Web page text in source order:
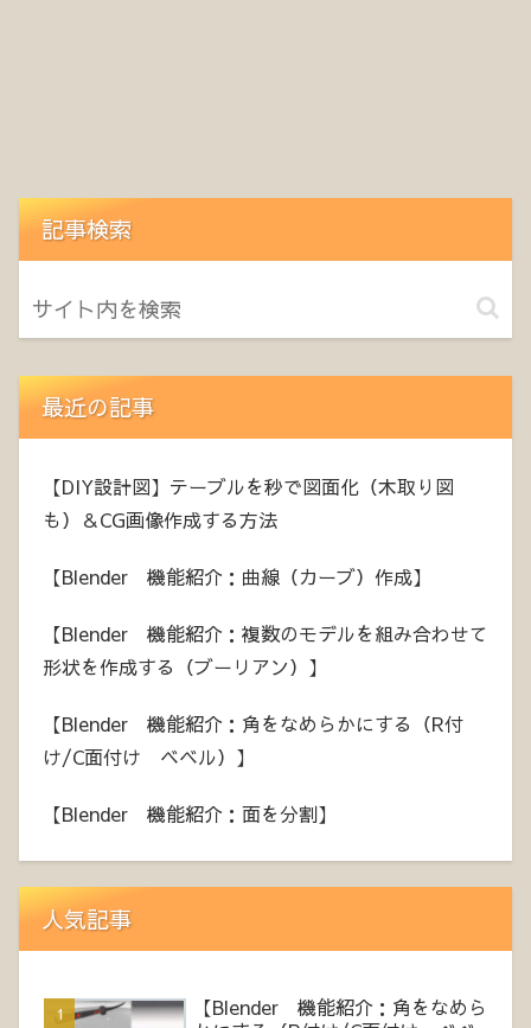
記事検索
最近の記事
【DIY設計図】テーブルを秒で図面化（木取り図
も）＆CG画像作成する方法
【Blender 機能紹介：曲線（カーブ）作成】
【Blender 機能紹介：複数のモデルを組み合わせて
形状を作成する（ブーリアン）】
【Blender 機能紹介：角をなめらかにする（R付
け/C面付け ベベル）】
【Blender 機能紹介：面を分割】
人気記事
【Blender 機能紹介：角をなめら